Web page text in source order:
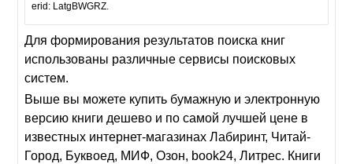
erid: LatgBWGRZ.
Для формирования результатов поиска книг
использованы различные сервисы поисковых
систем.
Выше вы можете купить бумажную и электронную
версию книги дешево и по самой лучшей цене в
известных интернет-магазинах Лабиринт, Читай-
Город, Буквоед, МИФ, Озон, book24, Литрес. Книги